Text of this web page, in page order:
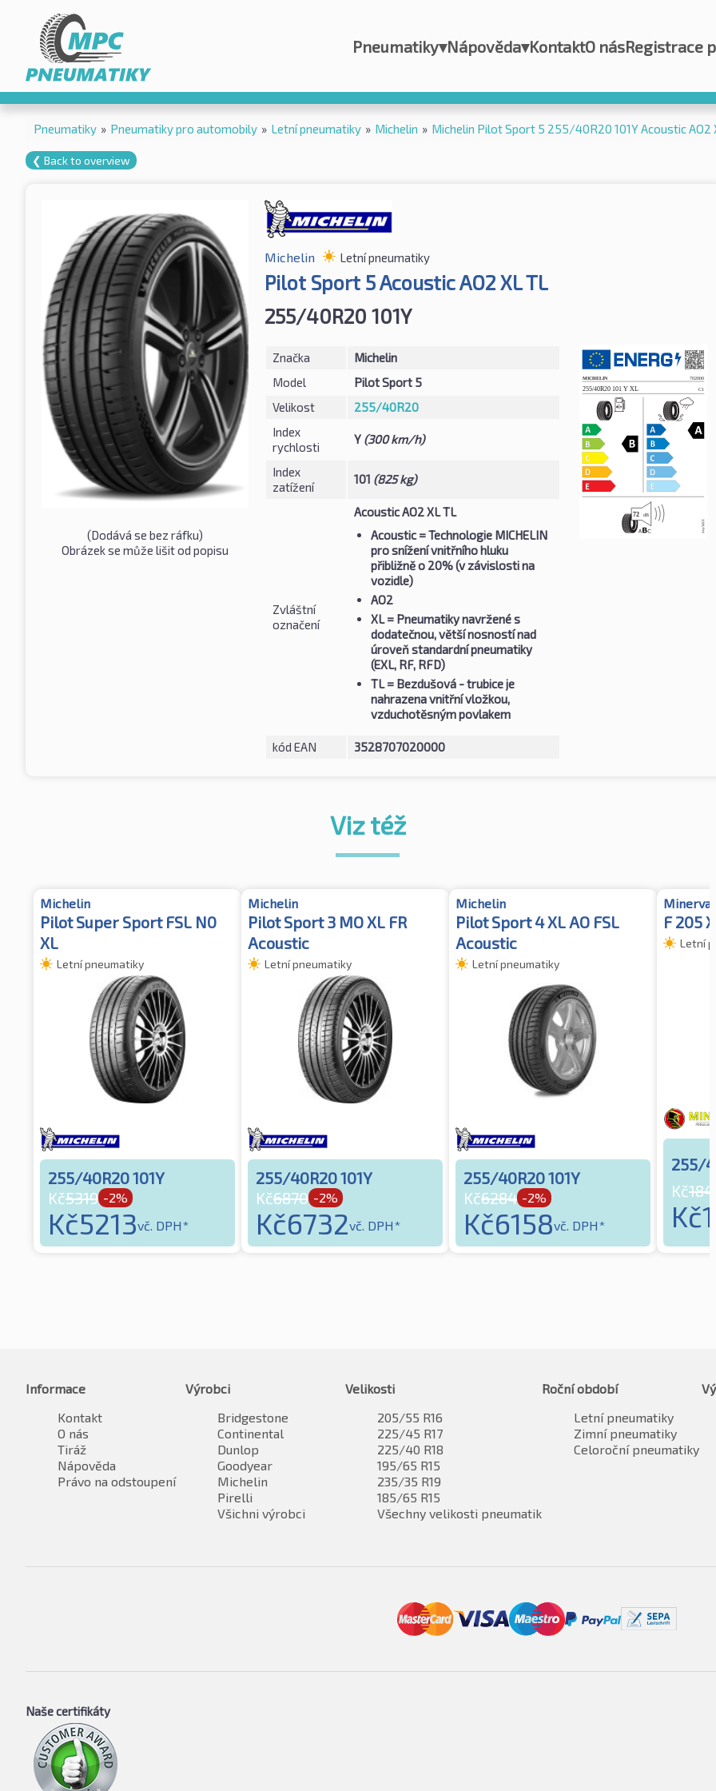
Pneumatiky▾Nápověda▾KontaktO násRegistrace
Pneumatiky » Pneumatiky pro automobily » Letní pneumatiky » Michelin » Michelin Pilot Sport 5 255/40R20 101Y Acoustic AO2
❮ Back to overview
(Dodává se bez ráfku)
Obrázek se může lišit od popisu
Michelin Letní pneumatiky
Pilot Sport 5 Acoustic AO2 XL TL
255/40R20 101Y
Značka
Michelin
Model
Pilot Sport 5
Velikost
255/40R20
Index
rychlosti
Y (300 km/h)
Index
zatížení
101 (825 kg)
Zvláštní
označení
Acoustic AO2 XL TL
Acoustic= Technologie MICHELIN
pro snížení vnitřního hluku
přibližně o 20% (v závislosti na
vozidle)
AO2
XL= Pneumatiky navržené s
dodatečnou, větší nosností nad
úroveň standardní pneumatiky
(EXL, RF, RFD)
TL= Bezdušová - trubice je
nahrazena vnitřní vložkou,
vzduchotěsným povlakem
kód EAN 3528707020000
Viz též
Michelin
Pilot Super Sport FSL N0
XL
Letní pneumatiky
255/40R20 101Y
Kč5319 -2%
Kč5213vč. DPH*
Michelin
Pilot Sport 3 MO XL FR
Acoustic
Letní pneumatiky
255/40R20 101Y
Kč6870 -2%
Kč6732vč. DPH*
Michelin
Pilot Sport 4 XL AO FSL
Acoustic
Letní pneumatiky
255/40R20 101Y
Kč6284 -2%
Kč6158vč. DPH*
Minerva
F 205 XL
Letní
255/
Kč1842
Kč
Informace
Kontakt
O nás
Tiráž
Nápověda
Právo na odstoupení
Výrobci
Bridgestone
Continental
Dunlop
Goodyear
Michelin
Pirelli
Všichni výrobci
Velikosti
205/55 R16
225/45 R17
225/40 R18
195/65 R15
235/35 R19
185/65 R15
Všechny velikosti pneumatik
Roční období
Letní pneumatiky
Zimní pneumatiky
Celoroční pneumatiky
Naše certifikáty